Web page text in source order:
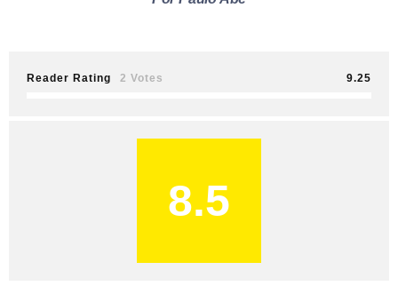
Reader Rating 2 Votes 9.25
8.5